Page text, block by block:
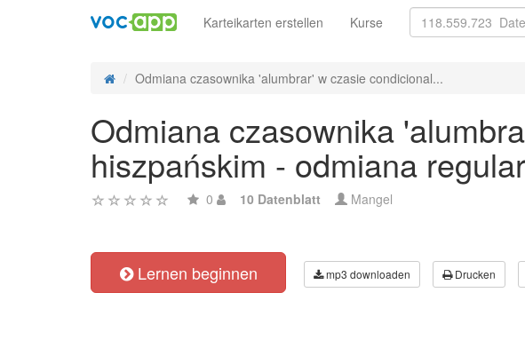
Karteikarten erstellen Kurse
Odmiana czasownika 'alumbrar' w czasie condicional...
Odmiana czasownika
hiszpańskim - odmiana
0 10 Datenblatt Mangel
Lernen beginnen mp3 downloaden Drucken